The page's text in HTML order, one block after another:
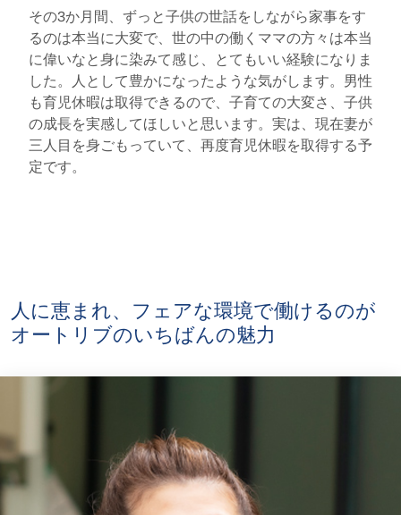
その3か月間、ずっと子供の世話をしながら家事をす
るのは本当に大変で、世の中の働くママの方々は本当
に偉いなと身に染みて感じ、とてもいい経験になりま
した。人として豊かになったような気がします。男性
も育児休暇は取得できるので、子育ての大変さ、子供
の成長を実感してほしいと思います。実は、現在妻が
三人目を身ごもっていて、再度育児休暇を取得する予
定です。
人に恵まれ、フェアな環境で働けるのが
オートリブのいちばんの魅力